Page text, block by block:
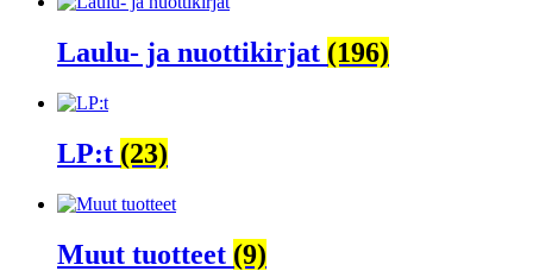
Laulu- ja nuottikirjat (196)
LP:t (23)
Muut tuotteet (9)